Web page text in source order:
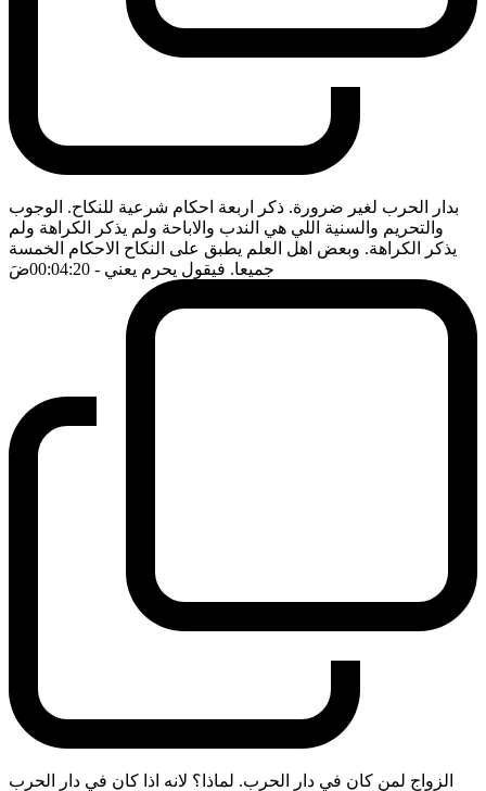
بدار الحرب لغير ضرورة. ذكر اربعة احكام شرعية للنكاح. الوجوب
والتحريم والسنية اللي هي الندب والاباحة ولم يذكر الكراهة ولم
يذكر الكراهة. وبعض اهل العلم يطبق على النكاح الاحكام الخمسة
جميعا. فيقول يحرم يعني - 00:04:20 ضَ
الزواج لمن كان في دار الحرب. لماذا؟ لانه اذا كان في دار الحرب